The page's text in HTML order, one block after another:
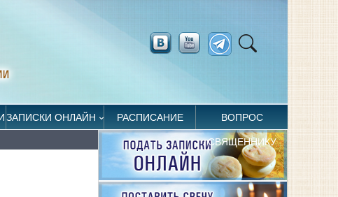
ЗАПИСКИ ОНЛАЙН РАСПИСАНИЕ ВОПРОС
СВЯЩЕННИКУ